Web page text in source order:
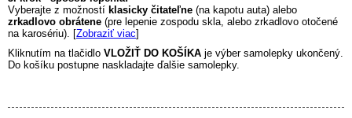
Vyberajte z možností klasicky čitateľne (na kapotu auta) alebo
zrkadlovo obrátene (pre lepenie zospodu skla, alebo zrkadlovo otočené
na karosériu). [Zobraziť viac]
Kliknutím na tlačidlo VLOŽIŤ DO KOŠÍKA je výber samolepky ukončený.
Do košíku postupne naskladajte ďalšie samolepky.